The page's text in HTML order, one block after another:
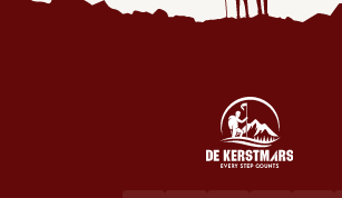
Jaarlijkse liefdadigheidswandeling ten